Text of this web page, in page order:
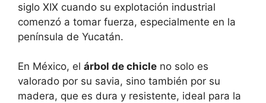
siglo XIX cuando su explotación industrial
comenzó a tomar fuerza, especialmente en la
península de Yucatán.
En México, el árbol de chicle no solo es
valorado por su savia, sino también por su
madera, que es dura y resistente, ideal para la